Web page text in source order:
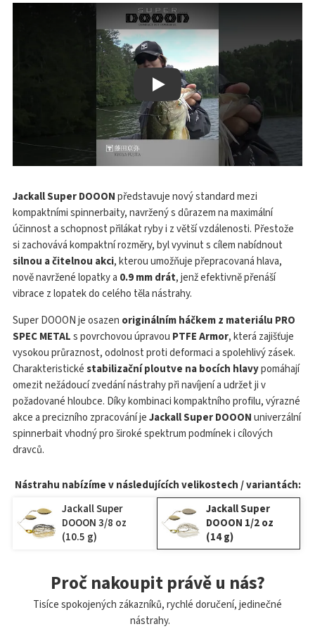
Play
Jackall Super DOOONpředstavuje nový standard mezi
kompaktními spinnerbaity, navržený s důrazem na maximální
účinnost a schopnost přilákat ryby i z větší vzdálenosti. Přestože
si zachovává kompaktní rozměry, byl vyvinut s cílem nabídnout
silnou a čitelnou akci, kterou umožňuje přepracovaná hlava,
nově navržené lopatky a 0.9 mm drát, jenž efektivně přenáší
vibrace z lopatek do celého těla nástrahy.
Super DOOON je osazen originálním háčkem z materiálu PRO
SPEC METALs povrchovou úpravou PTFE Armor, která zajišťuje
vysokou průraznost, odolnost proti deformaci a spolehlivý zásek.
Charakteristickéstabilizační ploutve na bocích hlavypomáhají
omezit nežádoucí zvedání nástrahy při navíjení a udržet ji v
požadované hloubce. Díky kombinaci kompaktního profilu, výrazné
akce a precizního zpracování jeJackall Super DOOONuniverzální
spinnerbait vhodný pro široké spektrum podmínek i cílových
dravců.
Nástrahu nabízíme v následujících velikostech / variantách:
Jackall Super
DOOON 3/8 oz
(10.5 g)
Jackall Super
DOOON 1/2 oz
(14 g)
Proč nakoupit právě u nás?
Tisíce spokojených zákazníků, rychlé doručení, jedinečné
nástrahy.